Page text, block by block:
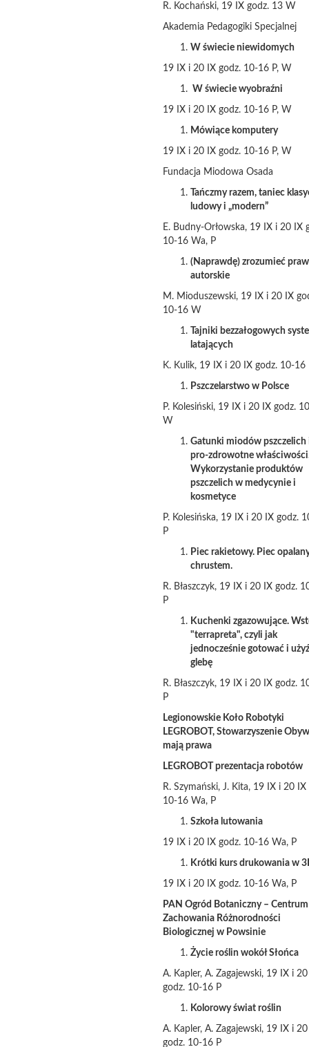
R. Kochański, 19 IX godz. 13 W
Akademia Pedagogiki Specjalnej
W świecie niewidomych
19 IX i 20 IX godz. 10-16 P, W
W świecie wyobraźni
19 IX i 20 IX godz. 10-16 P, W
Mówiące komputery
19 IX i 20 IX godz. 10-16 P, W
Fundacja Miodowa Osada
Tańczmy razem, taniec
ludowy i „modern”
E. Budny-Orłowska, 19 IX i 20 IX
10-16 Wa, P
(Naprawdę) zrozumieć
autorskie
M. Mioduszewski, 19 IX i 20 IX
10-16 W
Tajniki bezzałogowych
latających
K. Kulik, 19 IX i 20 IX godz. 10-16
Pszczelarstwo w Polsce
P. Kolesiński, 19 IX i 20 IX godz.
W
Gatunki miodów pszczelich
pro-zdrowotne
Wykorzystanie produktów
pszczelich w medycynie i
kosmetyce
P. Kolesińska, 19 IX i 20 IX godz.
P
Piec rakietowy. Piec
chrustem.
R. Błaszczyk, 19 IX i 20 IX godz.
P
Kuchenki zgazowujące.
"terrapreta", czyli jak
jednocześnie gotować i
glebę
R. Błaszczyk, 19 IX i 20 IX godz.
P
Legionowskie Koło Robotyki
LEGROBOT, Stowarzyszenie
mają prawa
LEGROBOT prezentacja robotów
R. Szymański, J. Kita, 19 IX i 20 IX
10-16 Wa, P
Szkoła lutowania
19 IX i 20 IX godz. 10-16 Wa, P
Krótki kurs drukowania w
19 IX i 20 IX godz. 10-16 Wa, P
PAN Ogród Botaniczny – Centrum
Zachowania Różnorodności
Biologicznej w Powsinie
Życie roślin wokół Słońca
A. Kapler, A. Zagajewski, 19 IX i
godz. 10-16 P
Kolorowy świat roślin
A. Kapler, A. Zagajewski, 19 IX i
godz. 10-16 P